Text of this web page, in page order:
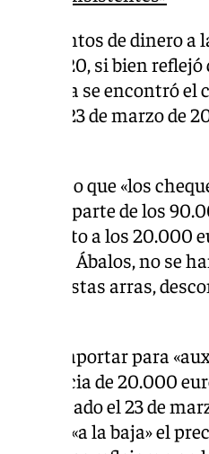
de dinero
de 2020, si bien
Aldama se encontró
de 23 de marzo de
dedujo que «los
pago de parte de los
respecto a los
a Ábalos, no se
de estas arras,
dice aportar para
diferencia de 20.000
al fechado el 23 de
«a la baja» el